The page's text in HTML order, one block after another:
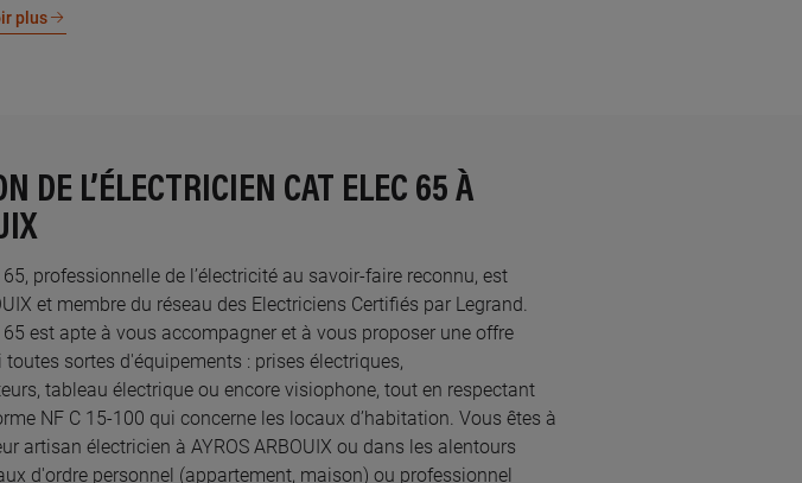
plus
DE L’ÉLECTRICIEN CAT ELEC 65 À
65, professionnelle de l’électricité au savoir-faire reconnu, est
et membre du réseau des Electriciens Certifiés par Legrand.​
65 est apte à vous accompagner et à vous proposer une offre
sortes d'équipements : prises électriques,
tableau électrique ou encore visiophone, tout en respectant
NF C 15-100 qui concerne les locaux d’habitation. Vous êtes à
artisan électricien à AYROS ARBOUIX ou dans les alentours
d'ordre personnel (appartement, maison) ou professionnel